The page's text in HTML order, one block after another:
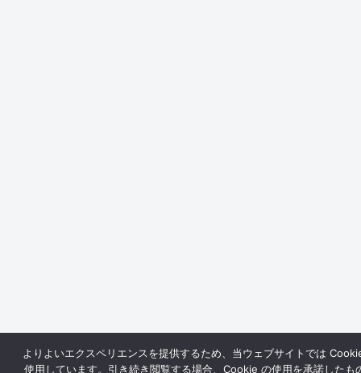
よりよいエクスペリエンスを提供するため、当ウェブサイトでは
使用しています。引き続き閲覧する場合、Cookie の使用を承諾したも